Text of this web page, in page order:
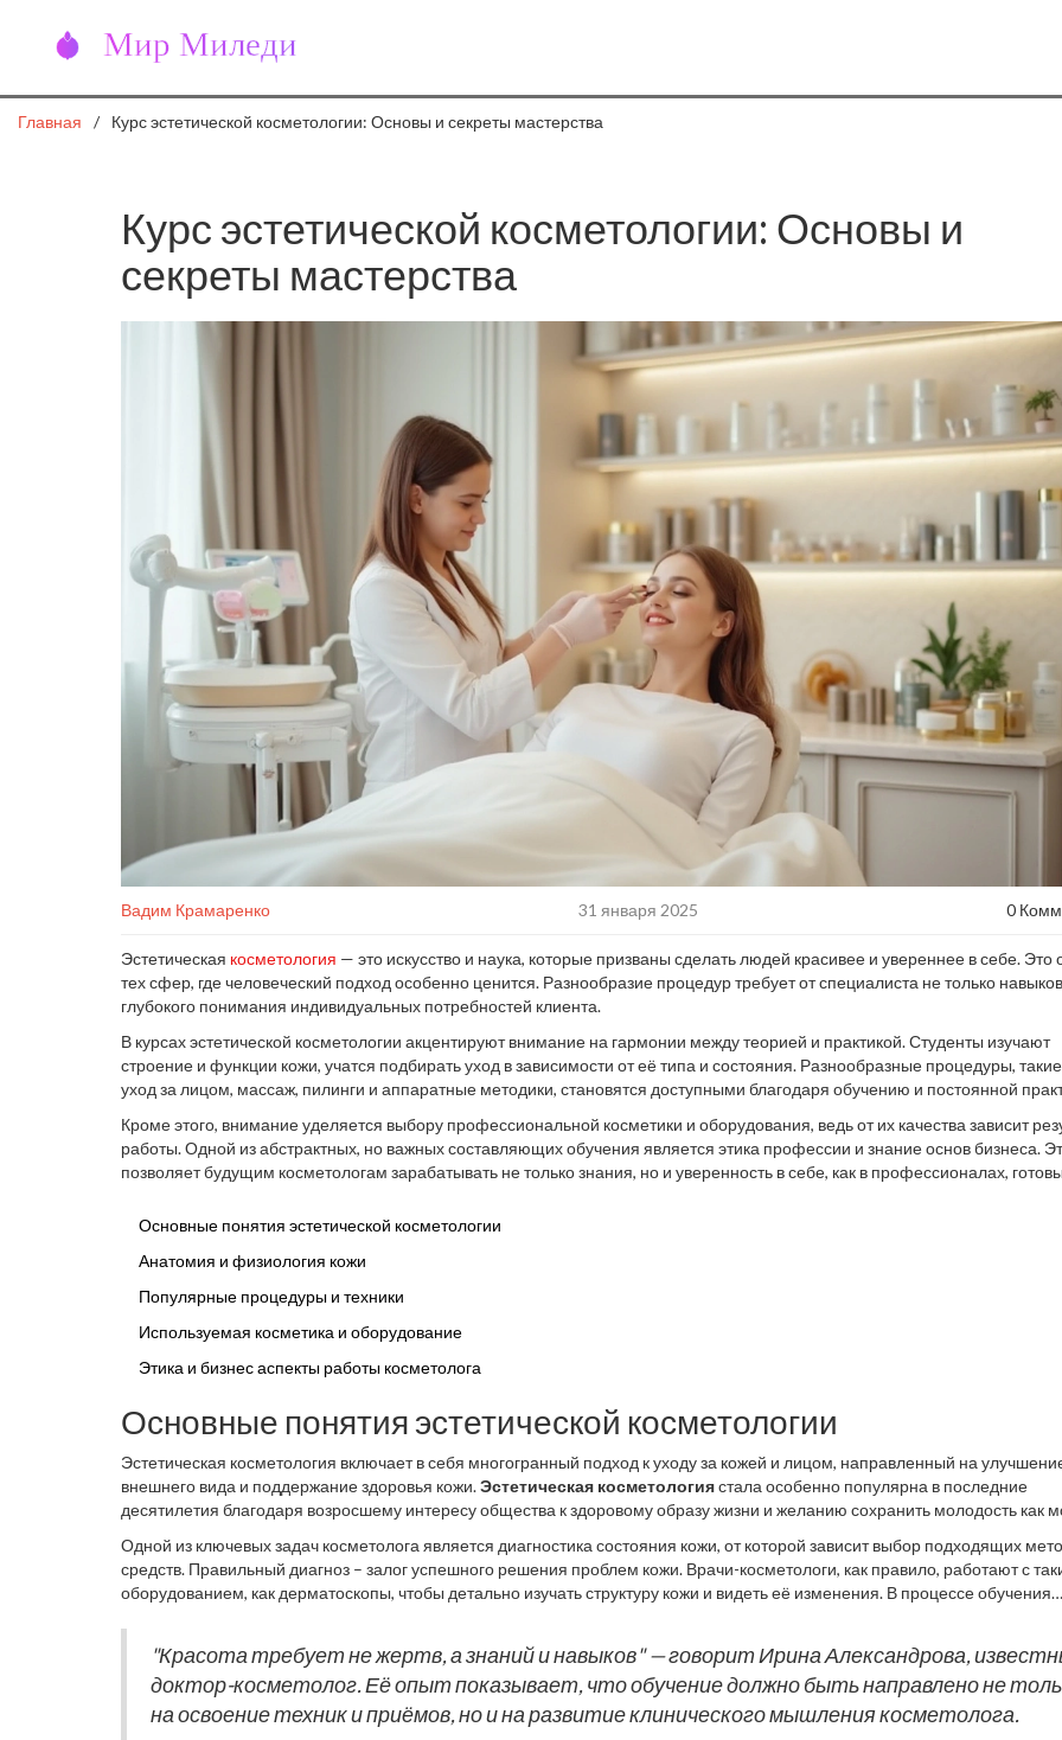
Главная Курс эстетической косметологии: Основы и секреты мастерства
Курс эстетической косметологии: Основы и
секреты мастерства
Вадим Крамаренко 31 января 2025 0
Эстетическая косметология — это искусство и наука, которые призваны сделать людей красивее и увереннее в себе. Это
тех сфер, где человеческий подход особенно ценится. Разнообразие процедур требует от специалиста не только
глубокого понимания индивидуальных потребностей клиента.
В курсах эстетической косметологии акцентируют внимание на гармонии между теорией и практикой. Студенты изучают
строение и функции кожи, учатся подбирать уход в зависимости от её типа и состояния. Разнообразные процедуры, такие
уход за лицом, массаж, пилинги и аппаратные методики, становятся доступными благодаря обучению и постоянной
Кроме этого, внимание уделяется выбору профессиональной косметики и оборудования, ведь от их качества зависит
работы. Одной из абстрактных, но важных составляющих обучения является этика профессии и знание основ бизнеса.
позволяет будущим косметологам зарабатывать не только знания, но и уверенность в себе, как в профессионалах,
Основные понятия эстетической косметологии
Анатомия и физиология кожи
Популярные процедуры и техники
Используемая косметика и оборудование
Этика и бизнес аспекты работы косметолога
Основные понятия эстетической косметологии
Эстетическая косметология включает в себя многогранный подход к уходу за кожей и лицом, направленный на
внешнего вида и поддержание здоровья кожи.Эстетическая косметологиястала особенно популярна в последние
десятилетия благодаря возросшему интересу общества к здоровому образу жизни и желанию сохранить молодость как
технологиями. В отличие от медицинской косметологии, которая занимается исправлением более серьёзных
дефектов, эстетическая косметология сосредоточена на уходе за кожей, профилактике старения и поддержании её
Обычно в процессе изучения этого направления акцентируется внимание на различных типах кожи, их особенностях и
специфике ухода за ними.
Одной из ключевых задач косметолога является диагностика состояния кожи, от которой зависит выбор подходящих
средств. Правильный диагноз – залог успешного решения проблем кожи. Врачи-косметологи, как правило, работают с
оборудованием, как дерматоскопы, чтобы детально изучать структуру кожи и видеть её изменения. В процессе обучения
обсуждается на курсах. Производители косметических средств разрабатывают комплексные продукты, включая
сыворотки, кремы, маски, которые могут использоваться только в профессиональных салонах.
"Красота требует не жертв, а знаний и навыков" — говорит Ирина Александрова,
доктор-косметолог. Её опыт показывает, что обучение должно быть направлено не
на освоение техник и приёмов, но и на развитие клинического мышления косметолога.